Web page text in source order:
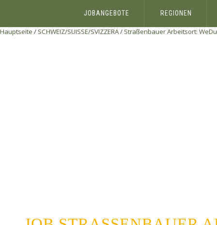
JOBANGEBOTE REGIONEN
Hauptseite / SCHWEIZ/SUISSE/SVIZZERA/ Straßenbauer Arbeitsort: